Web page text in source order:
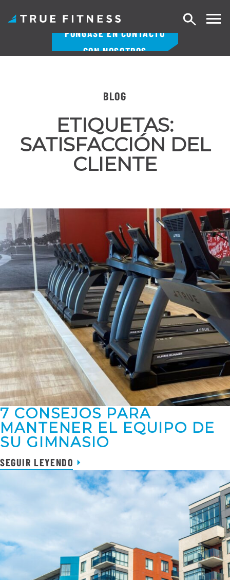
PÓNGASE EN CONTACTO
CON NOSOTROS
Buscar
BLOG
ETIQUETAS:
SATISFACCIÓN DEL
CLIENTE
7 CONSEJOS PARA
MANTENER EL EQUIPO DE
SU GIMNASIO
SEGUIR LEYENDO